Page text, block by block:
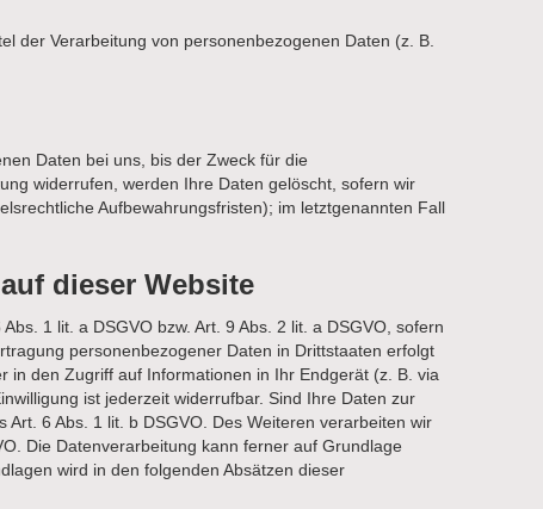
der Verarbeitung von personenbezogenen Daten (z. B.
Daten bei uns, bis der Zweck für die
widerrufen, werden Ihre Daten gelöscht, sofern wir
Aufbewahrungsfristen); im letztgenannten Fall
dieser Website
1 lit. a DSGVO bzw. Art. 9 Abs. 2 lit. a DSGVO, sofern
personenbezogener Daten in Drittstaaten erfolgt
in den Zugriff auf Informationen in Ihr Endgerät (z. B. via
ist jederzeit widerrufbar. Sind Ihre Daten zur
6 Abs. 1 lit. b DSGVO. Des Weiteren verarbeiten wir
Die Datenverarbeitung kann ferner auf Grundlage
wird in den folgenden Absätzen dieser